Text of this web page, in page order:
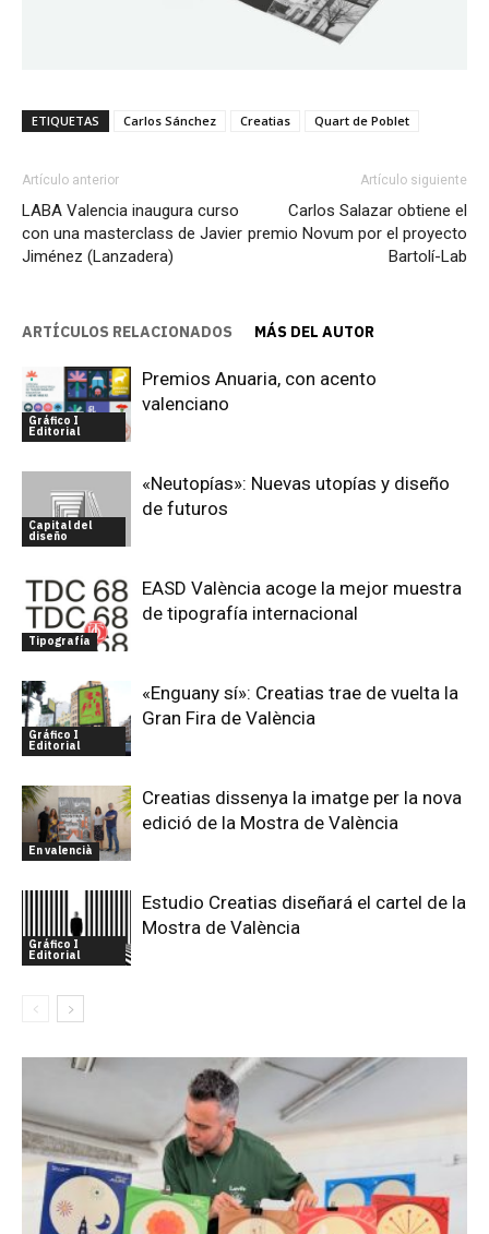
ETIQUETAS Carlos Sánchez Creatias Quart de Poblet
Artículo anterior
LABA Valencia inaugura curso
con una masterclass de Javier
Jiménez (Lanzadera)
Artículo siguiente
Carlos Salazar obtiene el
premio Novum por el proyecto
Bartolí-Lab
ARTÍCULOS RELACIONADOS MÁS DEL AUTOR
Gráfico I
Editorial
Premios Anuaria, con acento
valenciano
Capital del
diseño
«Neutopías»: Nuevas utopías y diseño
de futuros
Tipografía
EASD València acoge la mejor muestra
de tipografía internacional
Gráfico I
Editorial
«Enguany sí»: Creatias trae de vuelta la
Gran Fira de València
En valencià
Creatias dissenya la imatge per la nova
edició de la Mostra de València
Gráfico I
Editorial
Estudio Creatias diseñará el cartel de la
Mostra de València